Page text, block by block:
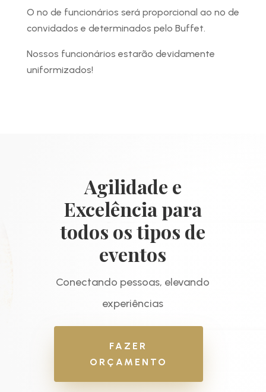
O nº de funcionários será proporcional ao nº de
convidados e determinados pelo Buffet.
Nossos funcionários estarão devidamente
uniformizados!
Agilidade e
Excelência para
todos os tipos de
eventos
Conectando pessoas, elevando
experiências
FAZER
ORÇAMENTO